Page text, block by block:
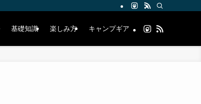
基礎知識 楽しみ方 キャンプギア